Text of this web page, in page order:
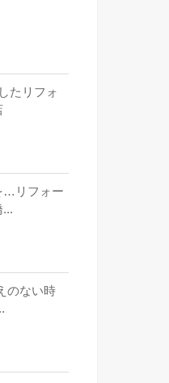
たリフォ
…リフォー
...
のない時